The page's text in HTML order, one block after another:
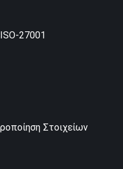
27001
Στοιχείων